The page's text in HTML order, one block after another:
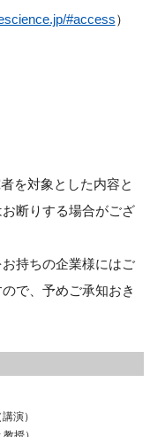
#access）
を対象とした内容と
断りする場合がござ
持ちの企業様にはご
で、予めご承知おき
演）